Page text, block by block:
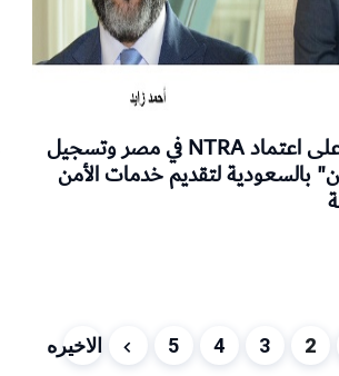
"كونكت" تحصل على اعتماد NTRA في مصر وتسجيل
لتقديم خدمات الأمن
2
3
4
5 الاخيره